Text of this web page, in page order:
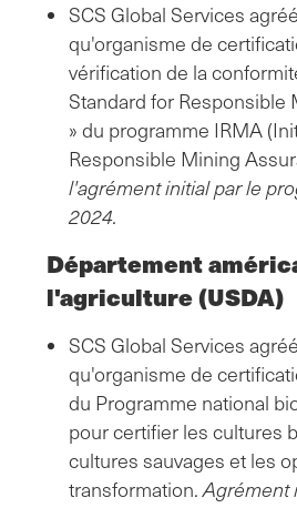
SCS Global Services
qu'organisme de
vérification de la
Standard for Responsible
» du programme IRMA
Responsible Mining
l'agrément initial par le
2024.
Département
l'agriculture (USDA)
SCS Global Services
qu'organisme de
du Programme national
pour certifier les cultures
cultures sauvages et les
transformation.Agrément